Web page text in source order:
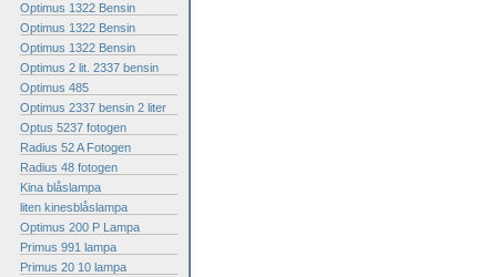
Optimus 1322 Bensin
Optimus 1322 Bensin
Optimus 1322 Bensin
Optimus 2 lit. 2337 bensin
Optimus 485
Optimus 2337 bensin 2 liter
Optus 5237 fotogen
Radius 52 A Fotogen
Radius 48 fotogen
Kina blåslampa
liten kinesblåslampa
Optimus 200 P Lampa
Primus 991 lampa
Primus 20 10 lampa